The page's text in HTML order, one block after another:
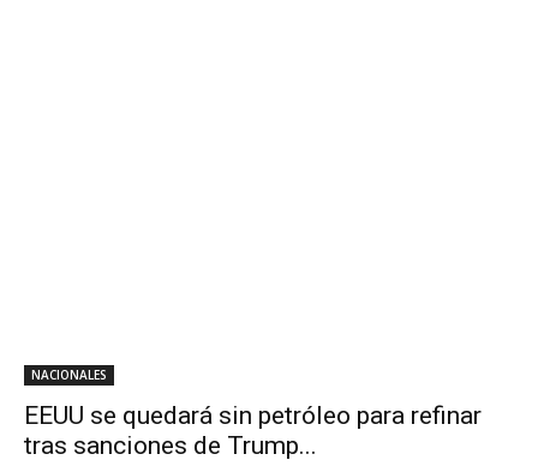
NACIONALES
EEUU se quedará sin petróleo para refinar
tras sanciones de Trump...